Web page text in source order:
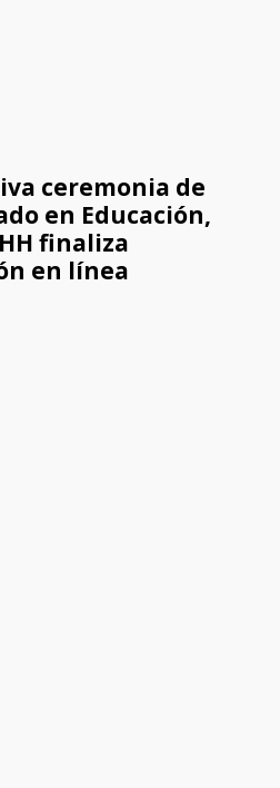
ceremonia de
en Educación,
finaliza
en línea